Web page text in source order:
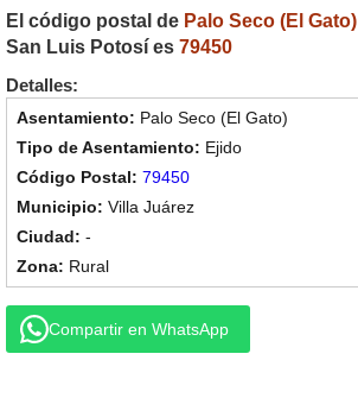
El código postal de Palo Seco (El Gato)
San Luis Potosí es 79450
Detalles:
Palo Seco (El Gato)
Ejido
79450
Villa Juárez
-
Rural
Compartir en WhatsApp